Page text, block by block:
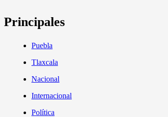
Principales
Puebla
Tlaxcala
Nacional
Internacional
Política